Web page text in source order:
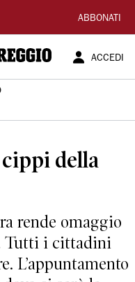
ABBONATI
ACCEDI
della
rende omaggio
Tutti i cittadini
L’appuntamento